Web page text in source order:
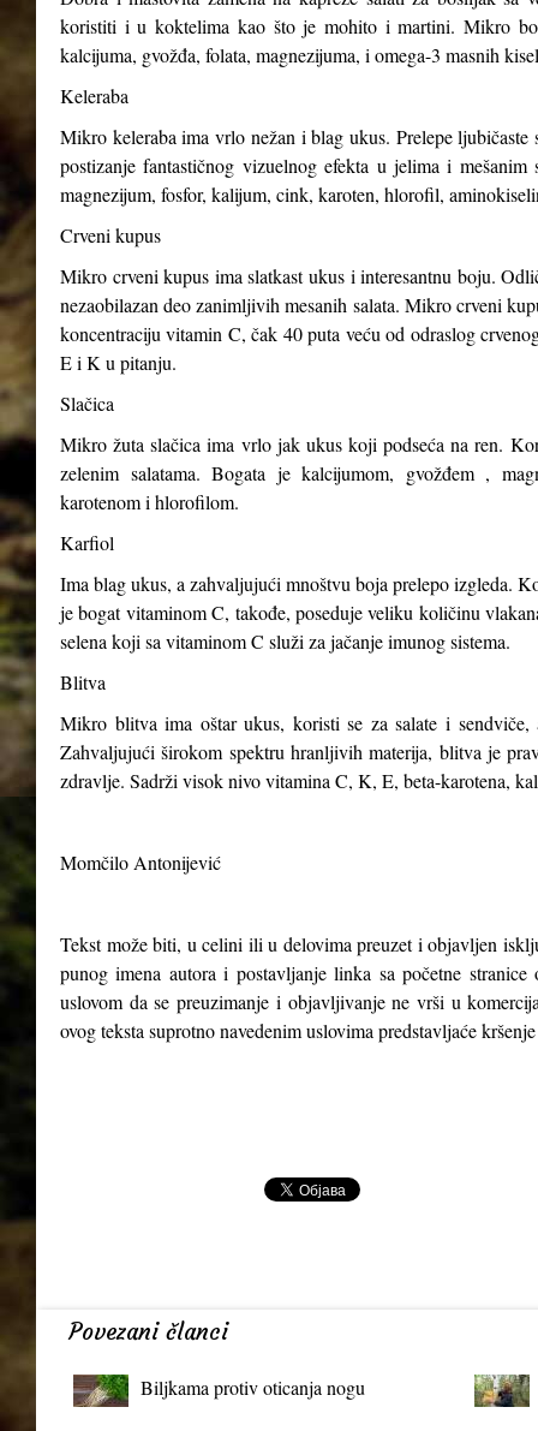
koristiti i u koktelima kao što je mohito i martini. Mikro
kalcijuma, gvožđa, folata, magnezijuma, i omega-3 masnih
Keleraba
Mikro keleraba ima vrlo nežan i blag ukus. Prelepe
postizanje fantastičnog vizuelnog efekta u jelima i
magnezijum, fosfor, kalijum, cink, karoten, hlorofil,
Crveni kupus
Mikro crveni kupus ima slatkast ukus i interesantnu boju.
nezaobilazan deo zanimljivih mesanih salata. Mikro crveni
koncentraciju vitamin C, čak 40 puta veću od odraslog
E i K u pitanju.
Slačica
Mikro žuta slačica ima vrlo jak ukus koji podseća na ren.
zelenim salatama. Bogata je kalcijumom, gvožđem ,
karotenom i hlorofilom.
Karfiol
Ima blag ukus, a zahvaljujući mnoštvu boja prelepo izgleda.
je bogat vitaminom C, takođe, poseduje veliku količinu
selena koji sa vitaminom C služi za jačanje imunog sistema.
Blitva
Mikro blitva ima oštar ukus, koristi se za salate i
Zahvaljujući širokom spektru hranljivih materija, blitva je
zdravlje. Sadrži visok nivo vitamina C, K, E, beta-karotena,
Momčilo Antonijević
Tekst može biti, u celini ili u delovima preuzet i objavljen
punog imena autora i postavljanje linka sa početne
uslovom da se preuzimanje i objavljivanje ne vrši u
ovog teksta suprotno navedenim uslovima predstavljaće
Povezani članci
Biljkama protiv oticanja nogu